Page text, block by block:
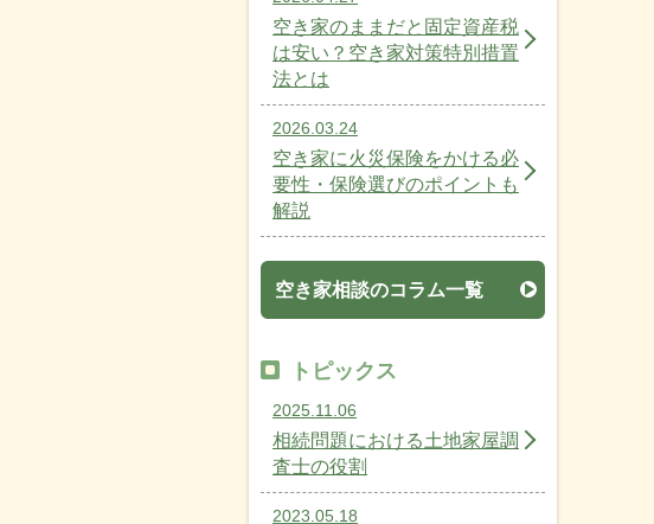
空き家のままだと固定資産税
は安い？空き家対策特別措置
法とは
2026.03.24
空き家に火災保険をかける必
要性・保険選びのポイントも
解説
空き家相談のコラム一覧
トピックス
2025.11.06
相続問題における土地家屋調
査士の役割
2023.05.18